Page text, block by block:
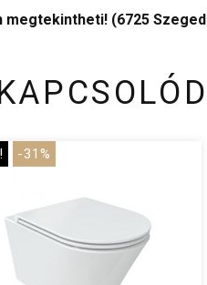
(6725
-31%